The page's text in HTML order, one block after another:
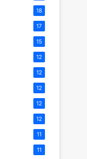
18
17
15
12
12
12
12
12
11
11